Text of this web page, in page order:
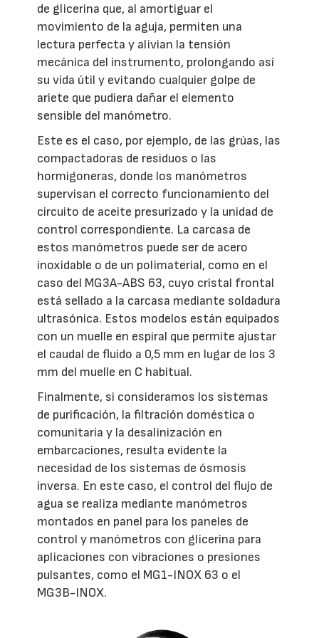
de glicerina que, al amortiguar el
movimiento de la aguja, permiten una
lectura perfecta y alivian la tensión
mecánica del instrumento, prolongando así
su vida útil y evitando cualquier golpe de
ariete que pudiera dañar el elemento
sensible del manómetro.
Este es el caso, por ejemplo, de las grúas, las
compactadoras de residuos o las
hormigoneras, donde los manómetros
supervisan el correcto funcionamiento del
circuito de aceite presurizado y la unidad de
control correspondiente. La carcasa de
estos manómetros puede ser de acero
inoxidable o de un polimaterial, como en el
caso del MG3A-ABS 63, cuyo cristal frontal
está sellado a la carcasa mediante soldadura
ultrasónica. Estos modelos están equipados
con un muelle en espiral que permite ajustar
el caudal de fluido a 0,5 mm en lugar de los 3
mm del muelle en C habitual.
Finalmente, si consideramos los sistemas
de purificación, la filtración doméstica o
comunitaria y la desalinización en
embarcaciones, resulta evidente la
necesidad de los sistemas de ósmosis
inversa. En este caso, el control del flujo de
agua se realiza mediante manómetros
montados en panel para los paneles de
control y manómetros con glicerina para
aplicaciones con vibraciones o presiones
pulsantes, como el MG1-INOX 63 o el
MG3B-INOX.